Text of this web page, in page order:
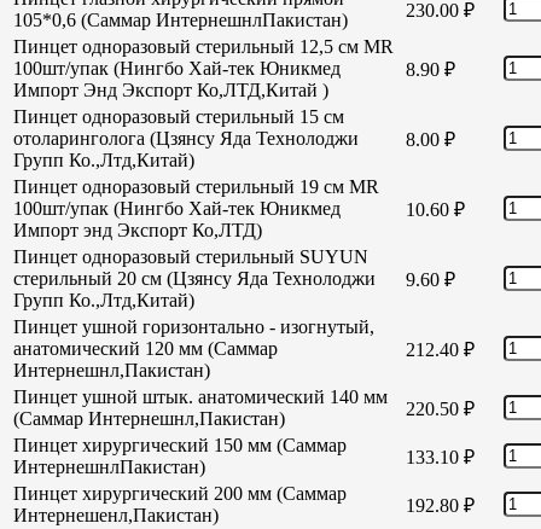
105*0,6 (Саммар ИнтернешнлПакистан)
230.00 ₽
Пинцет одноразовый стерильный 12,5 см MR
100шт/упак (Нингбо Хай-тек Юникмед
Импорт Энд Экспорт Ко,ЛТД,Китай )
8.90 ₽
Пинцет одноразовый стерильный 15 см
отоларинголога (Цзянсу Яда Технолоджи
Групп Ко.,Лтд,Китай)
8.00 ₽
Пинцет одноразовый стерильный 19 см MR
100шт/упак (Нингбо Хай-тек Юникмед
Импорт энд Экспорт Ко,ЛТД)
10.60 ₽
Пинцет одноразовый стерильный SUYUN
стерильный 20 см (Цзянсу Яда Технолоджи
Групп Ко.,Лтд,Китай)
9.60 ₽
Пинцет ушной горизонтально - изогнутый,
анатомический 120 мм (Саммар
Интернешнл,Пакистан)
212.40 ₽
Пинцет ушной штык. анатомический 140 мм
(Саммар Интернешнл,Пакистан)
220.50 ₽
Пинцет хирургический 150 мм (Саммар
ИнтернешнлПакистан)
133.10 ₽
Пинцет хирургический 200 мм (Саммар
Интернешенл,Пакистан)
192.80 ₽